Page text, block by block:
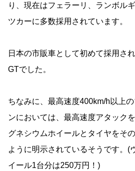
り、現在はフェラーリ、ランボル
ツカーに多数採用されています。
日本の市販車として初めて採用さ
GTでした。
ちなみに、最高速度400km/h以上
ンにおいては、最高速度アタック
グネシウムホイールとタイヤをそ
ように明示されているそうです。(
イール1台分は250万円！)